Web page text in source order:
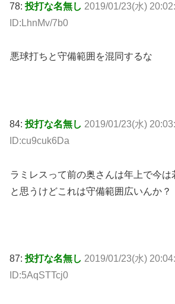
78:投打な名無し 2019/01/23(水)
ID:LhnMv/7b0
悪球打ちと守備範囲を混同するな
84:投打な名無し 2019/01/23(水)
ID:cu9cuk6Da
ラミレスって前の奥さんは年上で今は
と思うけどこれは守備範囲広いんか？
87:投打な名無し 2019/01/23(水)
ID:5AqSTTcj0